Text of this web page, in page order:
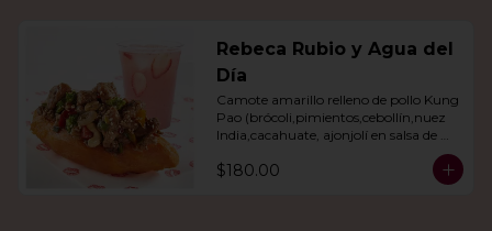
Rebeca Rubio y Agua del
Día
Camote amarillo relleno de pollo Kung
Pao (brócoli,pimientos,cebollín,nuez
India,cacahuate, ajonjolí en salsa de
$180.00